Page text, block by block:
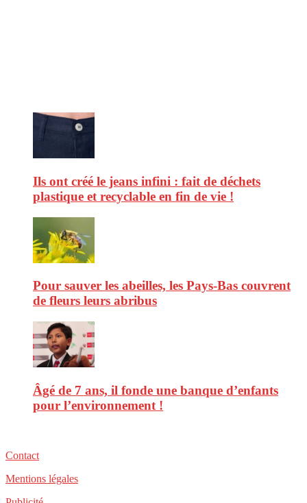
Ils ont créé le jeans infini : fait de déchets
plastique et recyclable en fin de vie !
Pour sauver les abeilles, les Pays-Bas couvrent
de fleurs leurs abribus
Âgé de 7 ans, il fonde une banque d’enfants
pour l’environnement !
Contact
Mentions légales